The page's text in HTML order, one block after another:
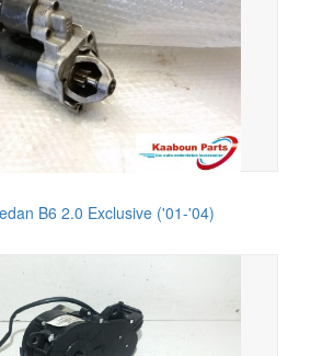
B6 2.0 Exclusive ('01-'04)